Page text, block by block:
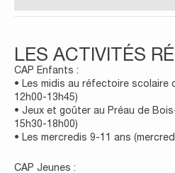
LES ACTIVITÉS
CAP Enfants :
• Les midis au réfectoire scolaire
12h00-13h45)
• Jeux et goûter au Préau de
15h30-18h00)
• Les mercredis 9-11 ans
CAP Jeunes :